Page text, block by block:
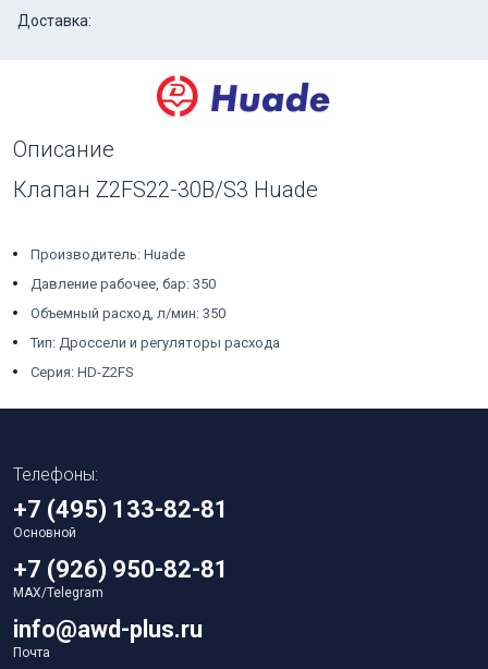
Доставка:
Описание
Клапан Z2FS22-30B/S3 Huade
Производитель: Huade
Давление рабочее, бар: 350
Объемный расход, л/мин: 350
Тип: Дроссели и регуляторы расхода
Серия: HD-Z2FS
Телефоны:
+7 (495) 133-82-81
Основной
+7 (926) 950-82-81
MAX/Telegram
info@awd-plus.ru
Почта